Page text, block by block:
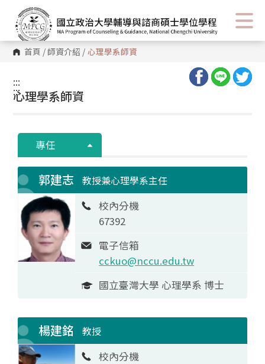
首頁 / 師資介紹 / 心理學系師資
:::
:::
心理學系師資
專任
郭建志 教授兼心理學系主任
校內分機
67392
電子信箱
cckuo@nccu.edu.tw
國立臺灣大學 心理學系 博士
楊建銘 教授
校內分機